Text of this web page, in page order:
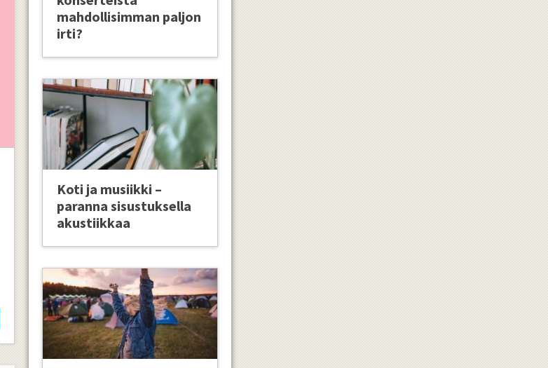
mahdollisimman paljon
irti?
Koti ja musiikki –
paranna sisustuksella
akustiikkaa